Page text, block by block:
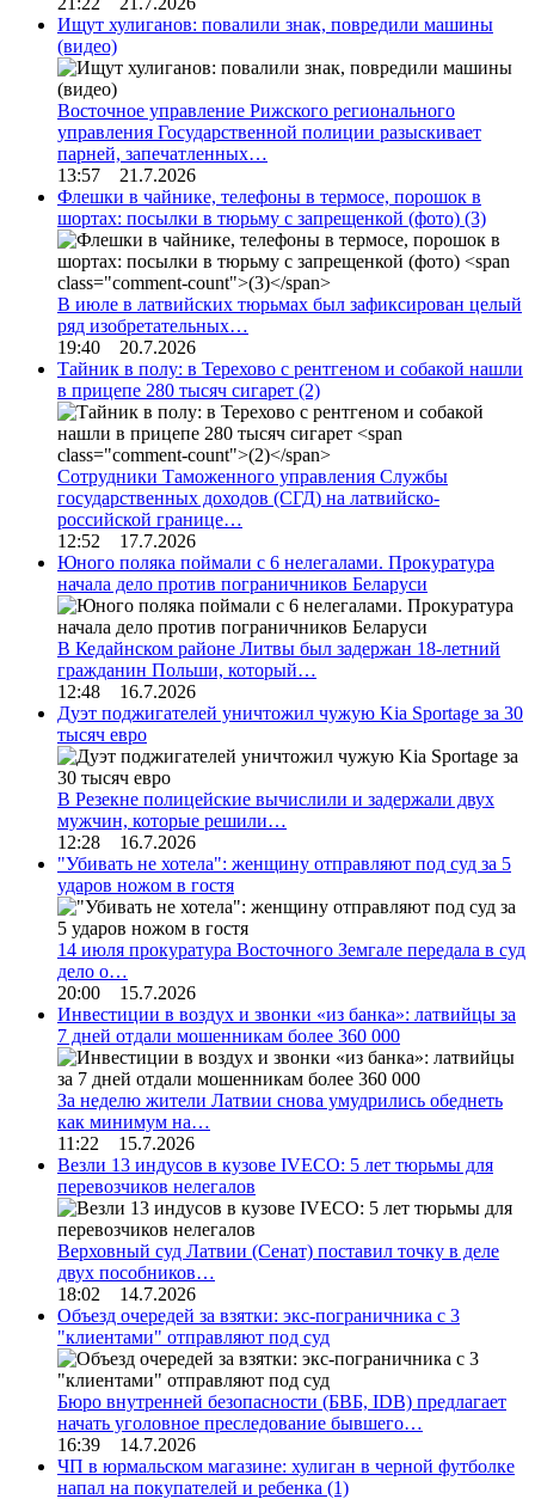
Ищут хулиганов: повалили знак, повредили машины
(видео)
Восточное управление Рижского регионального
управления Государственной полиции разыскивает
парней, запечатленных…
13:57 21.7.2026
Флешки в чайнике, телефоны в термосе, порошок в
шортах: посылки в тюрьму с запрещенкой (фото) (3)
В июле в латвийских тюрьмах был зафиксирован целый
ряд изобретательных…
19:40 20.7.2026
Тайник в полу: в Терехово с рентгеном и собакой нашли
в прицепе 280 тысяч сигарет (2)
Сотрудники Таможенного управления Службы
государственных доходов (СГД) на латвийско-
российской границе…
12:52 17.7.2026
Юного поляка поймали с 6 нелегалами. Прокуратура
начала дело против пограничников Беларуси
В Кедайнском районе Литвы был задержан 18-летний
гражданин Польши, который…
12:48 16.7.2026
Дуэт поджигателей уничтожил чужую Kia Sportage за 30
тысяч евро
В Резекне полицейские вычислили и задержали двух
мужчин, которые решили…
12:28 16.7.2026
"Убивать не хотела": женщину отправляют под суд за 5
ударов ножом в гостя
14 июля прокуратура Восточного Земгале передала в суд
дело о…
20:00 15.7.2026
Инвестиции в воздух и звонки «из банка»: латвийцы за
7 дней отдали мошенникам более 360 000
За неделю жители Латвии снова умудрились обеднеть
как минимум на…
11:22 15.7.2026
Везли 13 индусов в кузове IVECO: 5 лет тюрьмы для
перевозчиков нелегалов
Верховный суд Латвии (Сенат) поставил точку в деле
двух пособников…
18:02 14.7.2026
Объезд очередей за взятки: экс-пограничника с 3
"клиентами" отправляют под суд
Бюро внутренней безопасности (БВБ, IDB) предлагает
начать уголовное преследование бывшего…
16:39 14.7.2026
ЧП в юрмальском магазине: хулиган в черной футболке
напал на покупателей и ребенка (1)